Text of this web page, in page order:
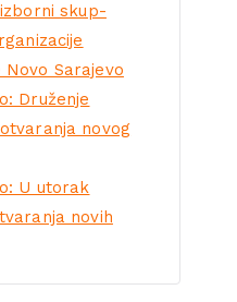
skup-
Sarajevo
Druženje
novog
U utorak
novih